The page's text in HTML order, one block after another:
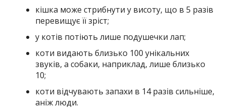
кішка може стрибнути у висоту, що в 5 разів
перевищує її зріст;
у котів потіють лише подушечки лап;
коти видають близько 100 унікальних
звуків, а собаки, наприклад, лише близько
10;
коти відчувають запахи в 14 разів сильніше,
аніж люди.